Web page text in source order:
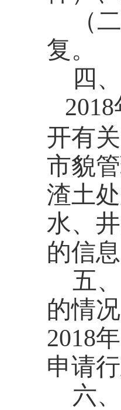
（
复。
四
2018
开有
市貌
渣土
水、
的信息
五
的情况
2018
申请
六